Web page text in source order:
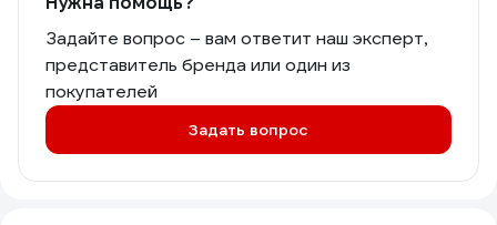
Задайте вопрос – вам ответит наш эксперт,
представитель бренда или один из
покупателей
Задать вопрос